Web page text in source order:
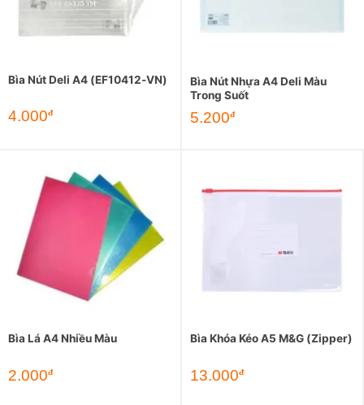
Bìa Nút Deli A4 (EF10412-VN)
4.000đ
Bìa Nút Nhựa A4 Deli Màu
Trong Suốt
5.200đ
Bìa Lá A4 Nhiều Màu
2.000đ
Bìa Khóa Kéo A5 M&G (Zipper)
13.000đ